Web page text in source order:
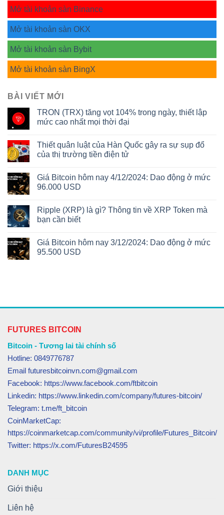
Mở tài khoản sàn Binance
Mở tài khoản sàn OKX
Mở tài khoản sàn Bybit
Mở tài khoản sàn BingX
BÀI VIẾT MỚI
TRON (TRX) tăng vọt 104% trong ngày, thiết lập
mức cao nhất mọi thời đại
Thiết quân luật của Hàn Quốc gây ra sự sụp đổ
của thị trường tiền điện tử
Giá Bitcoin hôm nay 4/12/2024: Dao động ở mức
96.000 USD
Ripple (XRP) là gì? Thông tin về XRP Token mà
bạn cần biết
Giá Bitcoin hôm nay 3/12/2024: Dao động ở mức
95.500 USD
FUTURES BITCOIN
Bitcoin - Tương lai tài chính số
Hotline: 0849776787
Email futuresbitcoinvn.com@gmail.com
Facebook: https://www.facebook.com/ftbitcoin
Linkedin: https://www.linkedin.com/company/futures-bitcoin/
Telegram: t.me/ft_bitcoin
CoinMarketCap:
https://coinmarketcap.com/community/vi/profile/Futures_Bitcoin/
Twitter: https://x.com/FuturesB24595
DANH MỤC
Giới thiệu
Liên hệ